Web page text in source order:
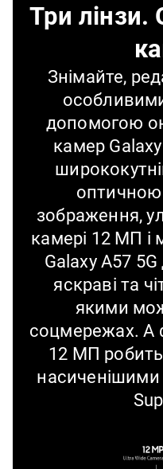
Три
Знімайте,
допомогою
камер
оптичною
зображення,
камері 12 МП і
Galaxy A57
яскраві та
якими
соцмережах. А
12 МП робить
насиченішими